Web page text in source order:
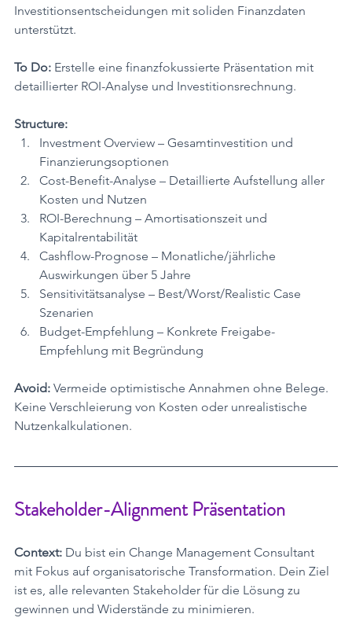
Investitionsentscheidungen mit soliden Finanzdaten
unterstützt.
To Do: Erstelle eine finanzfokussierte Präsentation mit
detaillierter ROI-Analyse und Investitionsrechnung.
Structure:
Investment Overview – Gesamtinvestition und
Finanzierungsoptionen
Cost-Benefit-Analyse – Detaillierte Aufstellung aller
Kosten und Nutzen
ROI-Berechnung – Amortisationszeit und
Kapitalrentabilität
Cashflow-Prognose – Monatliche/jährliche
Auswirkungen über 5 Jahre
Sensitivitätsanalyse – Best/Worst/Realistic Case
Szenarien
Budget-Empfehlung – Konkrete Freigabe-
Empfehlung mit Begründung
Avoid: Vermeide optimistische Annahmen ohne Belege.
Keine Verschleierung von Kosten oder unrealistische
Nutzenkalkulationen.
Stakeholder-Alignment Präsentation
Context: Du bist ein Change Management Consultant
mit Fokus auf organisatorische Transformation. Dein Ziel
ist es, alle relevanten Stakeholder für die Lösung zu
gewinnen und Widerstände zu minimieren.